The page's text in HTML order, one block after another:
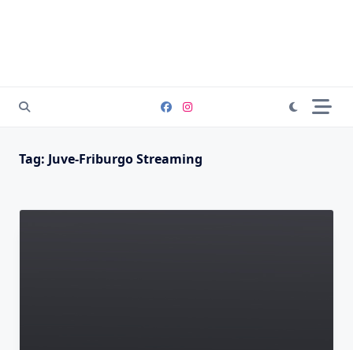
Tag: Juve-Friburgo Streaming